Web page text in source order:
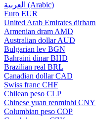
العربية (Arabic)
Euro EUR
United Arab Emirates dirham
Armenian dram AMD
Australian dollar AUD
Bulgarian lev BGN
Bahraini dinar BHD
Brazilian real BRL
Canadian dollar CAD
Swiss franc CHF
Chilean peso CLP
Chinese yuan renminbi CNY
Columbian peso COP